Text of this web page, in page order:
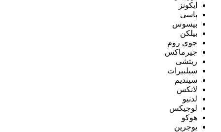
ايكونز
باسى
بيسوس
بيلكن
جوى روم
جيرماكس
ريتشى
سيلبيرات
سينديم
لانكس
لدنيو
لوجيكس
هوكو
يوجرين